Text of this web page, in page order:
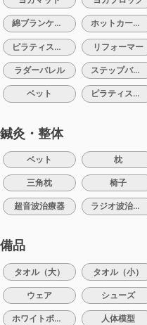
綿ブランケット ホットカーペット
ピラティスリング リフォーマー
ラダーバレル ステップバレル
ベット ピラティスボール
鍼灸・整体
ベット 枕
三角枕 椅子
超音波治療器 ラジオ波治療器
備品
タオル（大） タオル（小）
ウェア シューズ
ホワイトボード 人体模型